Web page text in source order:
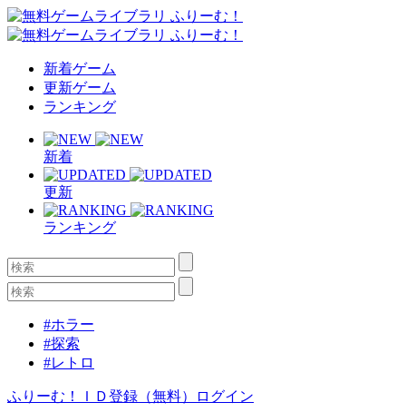
新着ゲーム
更新ゲーム
ランキング
新着
更新
ランキング
#ホラー
#探索
#レトロ
ふりーむ！ＩＤ登録（無料） ログイン